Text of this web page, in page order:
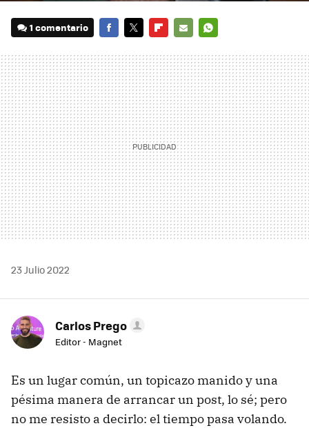
1 comentario
MAIL
23 Julio 2022
Carlos Prego
Editor - Magnet
Es un lugar común, un topicazo manido y una
pésima manera de arrancar un post, lo sé; pero
no me resisto a decirlo: el tiempo pasa volando.